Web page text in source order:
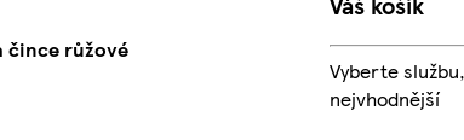
čince růžové
Vyberte
nejvhodnější